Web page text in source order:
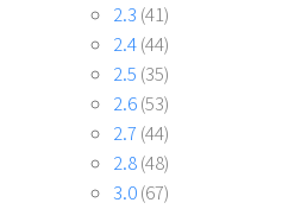
2.3 (41)
2.4(44)
2.5 (35)
2.6(53)
2.7 (44)
2.8(48)
3.0(67)